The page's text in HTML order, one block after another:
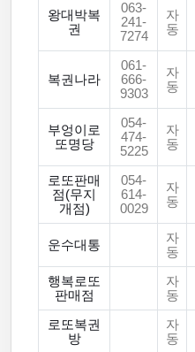
왕대박복
권
063-
241-
7274
자
동
복권나라
061-
666-
9303
자
동
부엉이로
또명당
054-
474-
5225
자
동
로또판매
점(무지
개점)
054-
614-
0029
자
동
운수대통
자
동
행복로또
판매점
자
동
로또복권
방
자
동